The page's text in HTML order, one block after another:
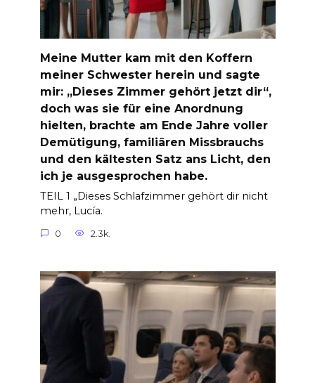
Meine Mutter kam mit den Koffern
meiner Schwester herein und sagte
mir: „Dieses Zimmer gehört jetzt dir“,
doch was sie für eine Anordnung
hielten, brachte am Ende Jahre voller
Demütigung, familiären Missbrauchs
und den kältesten Satz ans Licht, den
ich je ausgesprochen habe.
TEIL 1 „Dieses Schlafzimmer gehört dir nicht
mehr, Lucía.
0 2.3k.